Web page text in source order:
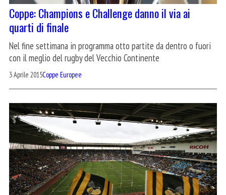
Coppe: Champions e Challenge danno il via ai
quarti di finale
Nel fine settimana in programma otto partite da dentro o fuori
con il meglio del rugby del Vecchio Continente
3 Aprile 2015Coppe Europee